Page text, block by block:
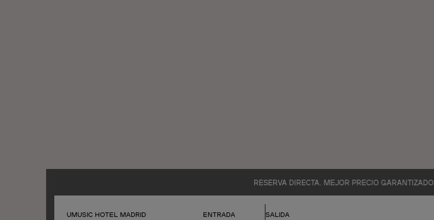
RESERVA DIRECTA. MEJOR PRECIO GARANTIZADO.
UMUSIC HOTEL MADRID